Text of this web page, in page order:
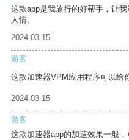
这款app是我旅行的好帮手，让
人情。
2024-03-15
游客
这款加速器VPM应用程序可以给
2024-03-15
游客
这款加速器app的加速效果一般